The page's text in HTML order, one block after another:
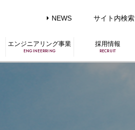
エンジニアリング事業
ENGINEERRING
採用情報
RECRUIT
NEWS サイト内検索